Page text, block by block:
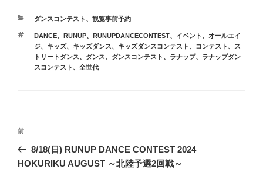
カ
ゴ
リ
ー
ダンスコンテスト 、 観覧事前予約
タ
グ
DANCE、 RUNUP、 RUNUPDANCECONTEST、 イベント 、
オールエイ
ジ、 キッズ、 キッズダンス、 キッズダンスコンテスト 、 コンテスト 、
ス
トリートダンス、 ダンス、 ダンスコンテスト 、 ラナップ、
ラナップダン
スコンテスト 、 全世代
投
ナ
前
の
投
前
8/18(日) RUNUP DANCE CONTEST 2024
HOKURIKU AUGUST ～北陸予選2回戦～